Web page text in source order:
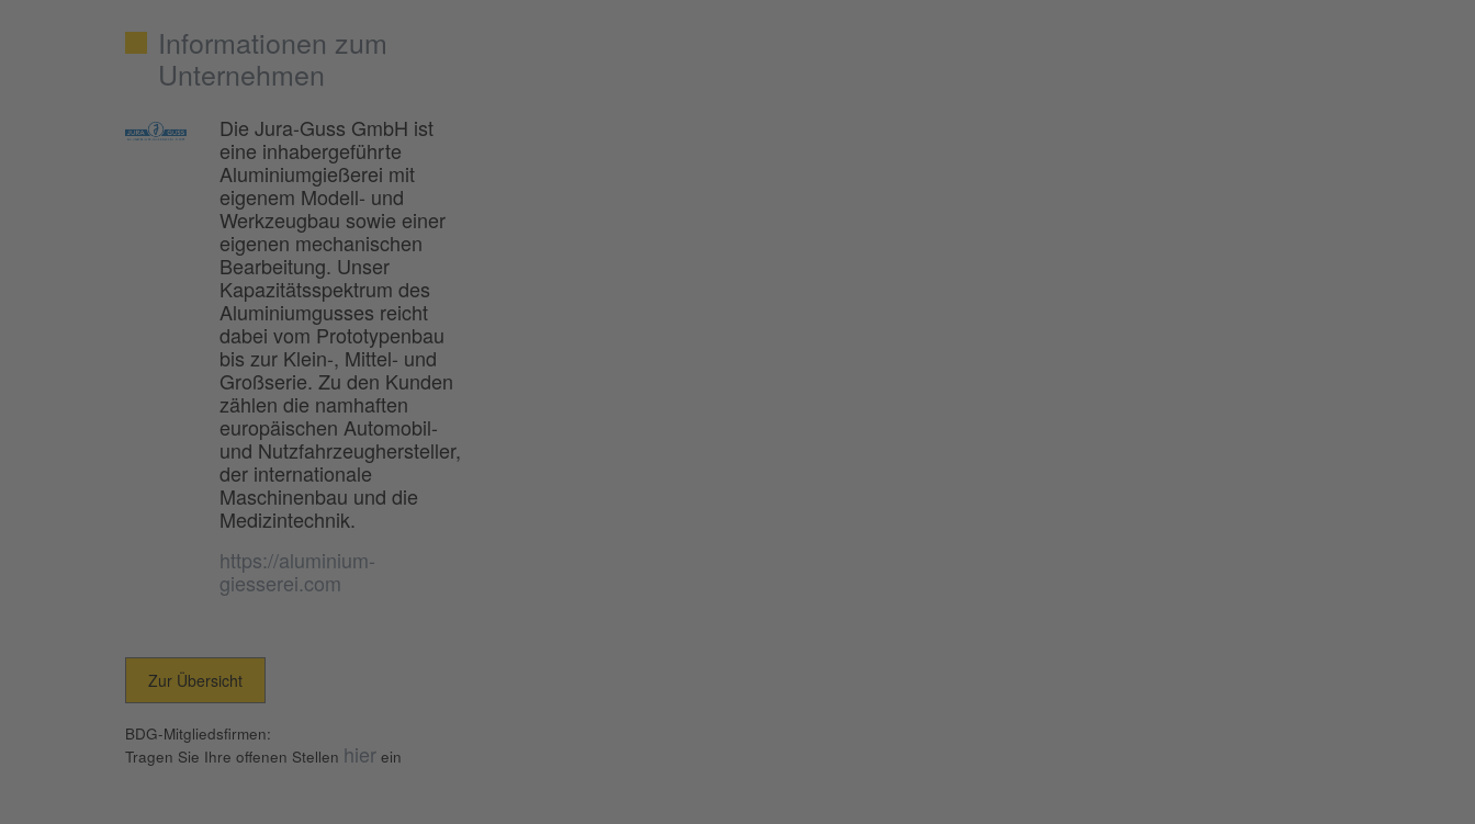
Informationen zum
Unternehmen
Die Jura-Guss GmbH ist
eine inhabergeführte
Aluminiumgießerei mit
eigenem Modell- und
Werkzeugbau sowie einer
eigenen mechanischen
Bearbeitung. Unser
Kapazitätsspektrum des
Aluminiumgusses reicht
dabei vom Prototypenbau
bis zur Klein-, Mittel- und
Großserie. Zu den Kunden
zählen die namhaften
europäischen Automobil-
und Nutzfahrzeughersteller,
der internationale
Maschinenbau und die
Medizintechnik.
https://aluminium-
giesserei.com
Zur Übersicht
BDG-Mitgliedsfirmen:
Tragen Sie Ihre offenen Stellen hier ein